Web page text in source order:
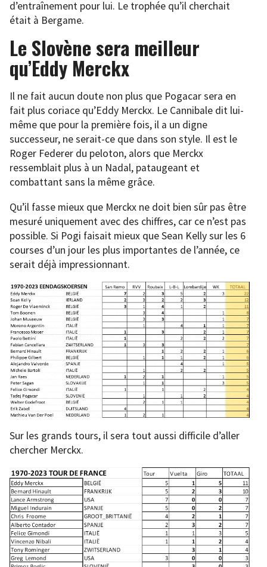
d’entraînement pour lui. Le trophée qu’il cherchait
était à Bergame.
Le Slovène sera meilleur
qu’Eddy Merckx
Il ne fait aucun doute non plus que Pogacar sera en
fait plus coriace qu’Eddy Merckx. Le Cannibale dit lui-
même que pour la première fois, il a un digne
successeur, ne serait-ce que dans son style. Il est le
Roger Federer du peloton, alors que Merckx
ressemblait plus à un Nadal, pataugeant et
combattant sans la même grâce.
Qu’il fasse mieux que Merckx ne doit bien sûr pas être
mesuré uniquement avec des chiffres, car ce n’est pas
possible. Si Pogi faisait mieux que Sean Kelly sur les 6
courses d’un jour les plus importantes de l’année, ce
serait déjà impressionnant.
Sur les grands tours, il sera tout aussi difficile d’aller
chercher Merckx.